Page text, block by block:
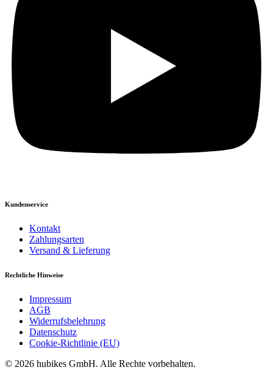
Kundenservice
Kontakt
Zahlungsarten
Versand & Lieferung
Rechtliche Hinweise
Impressum
AGB
Widerrufsbelehrung
Datenschutz
Cookie-Richtlinie (EU)
© 2026 hubikes GmbH. Alle Rechte vorbehalten.